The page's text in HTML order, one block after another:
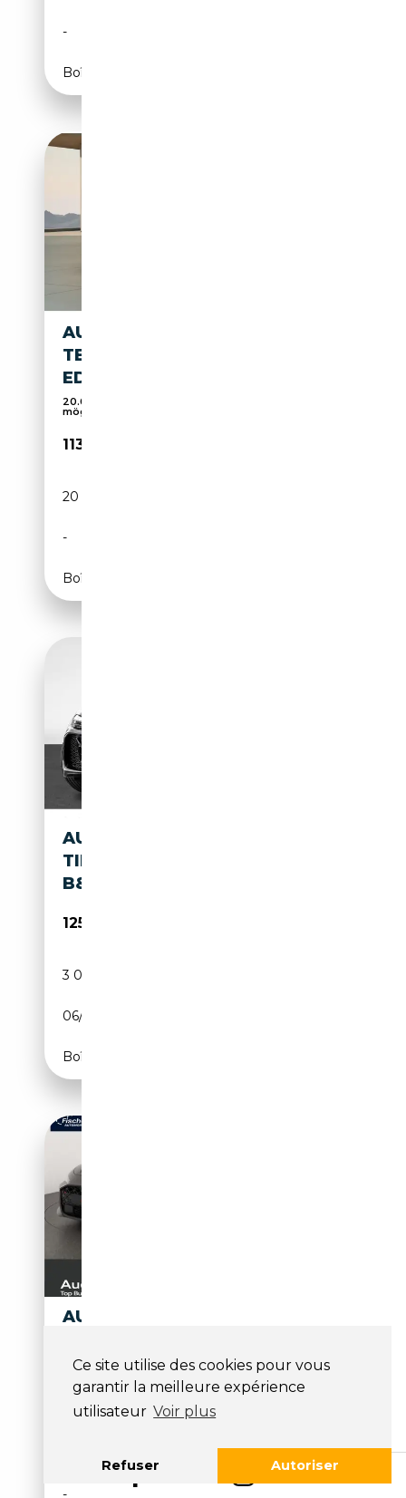
Ce site utilise des cookies pour vous
garantir la meilleure expérience
utilisateur Voir plus
Refuser Autoriser
-
Boîte automatique
AUDI RS5
TECHPRO*285KMH*RSAGA*OL
ED*EXP+*AH
20.000 Fahrzeuge abrufbar|Gratis FZ-Bewertung
mögl...
113 890€
20 km
-
Boîte automatique
AUDI RS5 LIMOUSINE
TIPTRONIC PANO TECH PRO
B&O LM21
125 380€
3 000 km
06/2026
Boîte automatique
AUDI RS5 LIMOUSINE E-
PAKET
128 980€
Électrique/Essence
-